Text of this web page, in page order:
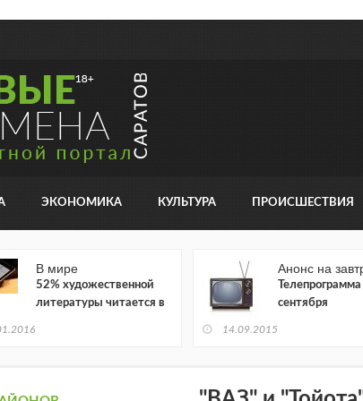
ЭКОНОМИКА КУЛЬТУРА ПРОИСШЕСТВИЯ
В мире
52% художественной
литературы читается в
Анонс на
сентября
14.09.2015